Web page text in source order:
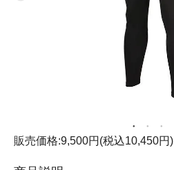
販売価格:9,500円(税込10,450円)